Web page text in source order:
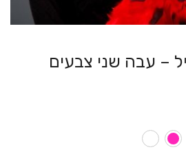
– עבה שני צבעים